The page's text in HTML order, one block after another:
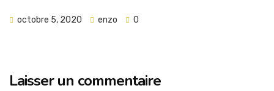
octobre 5, 2020 enzo 0
Laisser un commentaire